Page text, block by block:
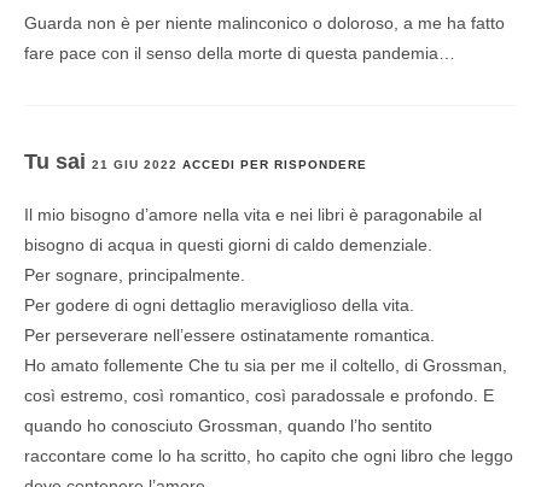
Guarda non è per niente malinconico o doloroso, a me ha fatto
fare pace con il senso della morte di questa pandemia…
Tu sai 21 GIU 2022 ACCEDI PER RISPONDERE
Il mio bisogno d’amore nella vita e nei libri è paragonabile al
bisogno di acqua in questi giorni di caldo demenziale.
Per sognare, principalmente.
Per godere di ogni dettaglio meraviglioso della vita.
Per perseverare nell’essere ostinatamente romantica.
Ho amato follemente Che tu sia per me il coltello, di Grossman,
così estremo, così romantico, così paradossale e profondo. E
quando ho conosciuto Grossman, quando l’ho sentito
raccontare come lo ha scritto, ho capito che ogni libro che leggo